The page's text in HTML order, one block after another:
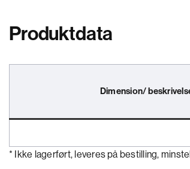
Produktdata
Dimension/
* Ikke lagerført, leveres på bestilling,